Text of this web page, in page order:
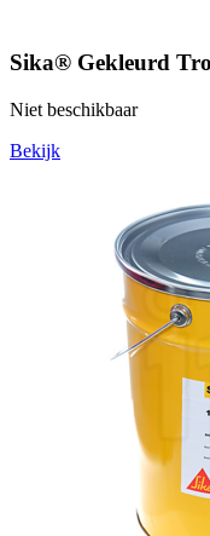
Sika® Gekleurd
Niet beschikbaar
Bekijk